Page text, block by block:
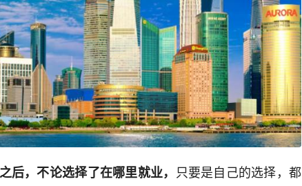
后，不论选择了在哪里就业， 只要是自己的选择，都